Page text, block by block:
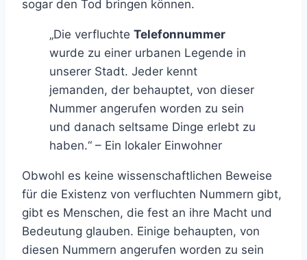
sogar den Tod bringen können.
„Die verfluchte Telefonnummer
wurde zu einer urbanen Legende in
unserer Stadt. Jeder kennt
jemanden, der behauptet, von dieser
Nummer angerufen worden zu sein
und danach seltsame Dinge erlebt zu
haben.“ – Ein lokaler Einwohner
Obwohl es keine wissenschaftlichen Beweise
für die Existenz von verfluchten Nummern gibt,
gibt es Menschen, die fest an ihre Macht und
Bedeutung glauben. Einige behaupten, von
diesen Nummern angerufen worden zu sein